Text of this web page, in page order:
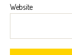
Website